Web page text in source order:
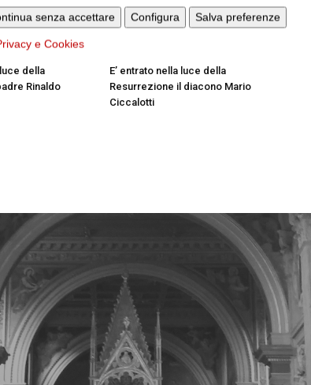
senza accettare Configura Salva preferenze
e Cookies
AUTORE
della
Rinaldo
E’ entrato nella luce della
Resurrezione il diacono Mario
Ciccalotti